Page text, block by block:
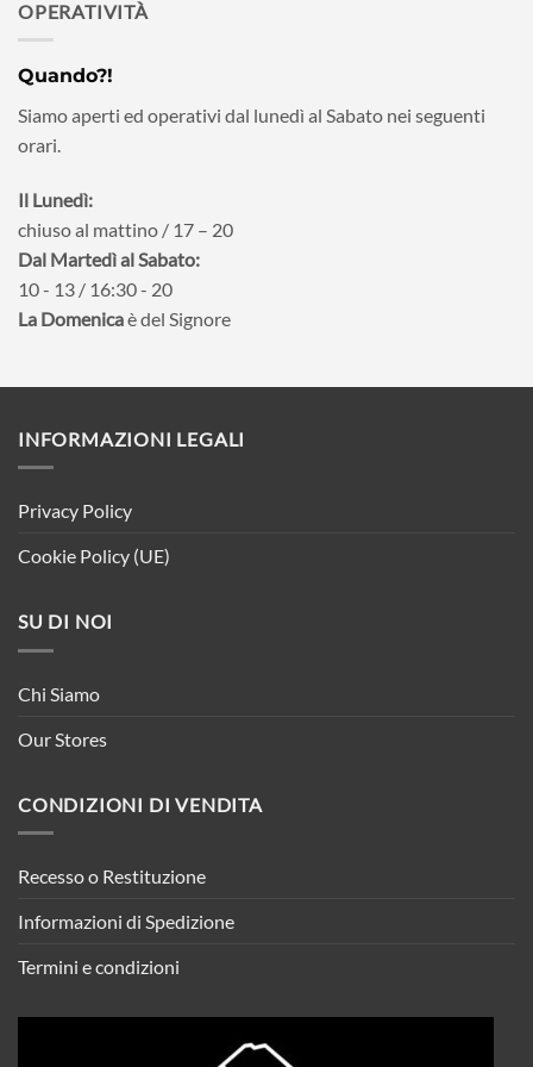
OPERATIVITÀ
Quando?!
Siamo aperti ed operativi dal lunedì al Sabato nei seguenti
orari.
Il Lunedì:
chiuso al mattino / 17 – 20
Dal Martedì al Sabato:
10 - 13 / 16:30 - 20
La Domenicaè del Signore
INFORMAZIONI LEGALI
Privacy Policy
Cookie Policy (UE)
SU DI NOI
Chi Siamo
Our Stores
CONDIZIONI DI VENDITA
Recesso o Restituzione
Informazioni di Spedizione
Termini e condizioni